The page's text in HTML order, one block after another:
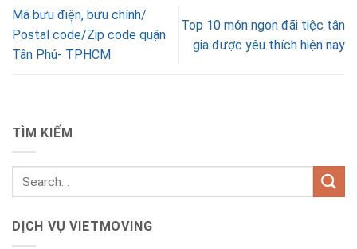
Mã bưu điện, bưu chính/
Postal code/Zip code quận
Tân Phú- TPHCM
Top 10 món ngon đãi tiệc tân
gia được yêu thích hiện nay
TÌM KIẾM
DỊCH VỤ VIETMOVING